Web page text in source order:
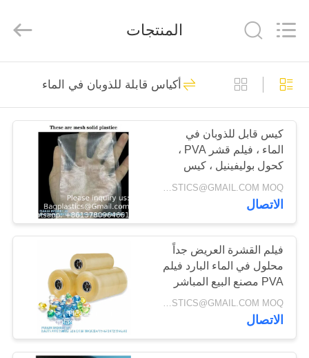
بيت
منتجات
معلومات
جولة
المعمل
رقابة
جودة
PRODUCTS
CO.,LTD..
ECER
أكياس العينات
حاويات حادة
10
المنتجات
أكياس قابلة للذوبان في الماء
كيس قابل للذوبان في
الماء ، فيلم قشر PVA ،
كحول بوليفينيل ، كيس
غسيل ، عبوة منظفات
INQUIRY: BAGPLASTICS@GMAIL.COM MOQ:الـ (واتس اب) +8613780964661
الاتصال
فيلم القشرة العريض جداً
محلول في الماء البارد فيلم
PVA مصنع البيع المباشر
نقل الطباعة فيلم PVA
المميز
INQUIRY: BAGPLASTICS@GMAIL.COM MOQ:الـ (واتس اب) +8613780964661
الاتصال